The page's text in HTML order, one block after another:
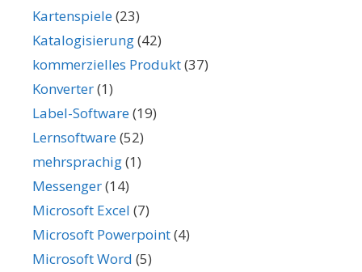
Kartenspiele(23)
Katalogisierung(42)
kommerzielles Produkt(37)
Konverter(1)
Label-Software(19)
Lernsoftware(52)
mehrsprachig(1)
Messenger(14)
Microsoft Excel (7)
Microsoft Powerpoint(4)
Microsoft Word (5)